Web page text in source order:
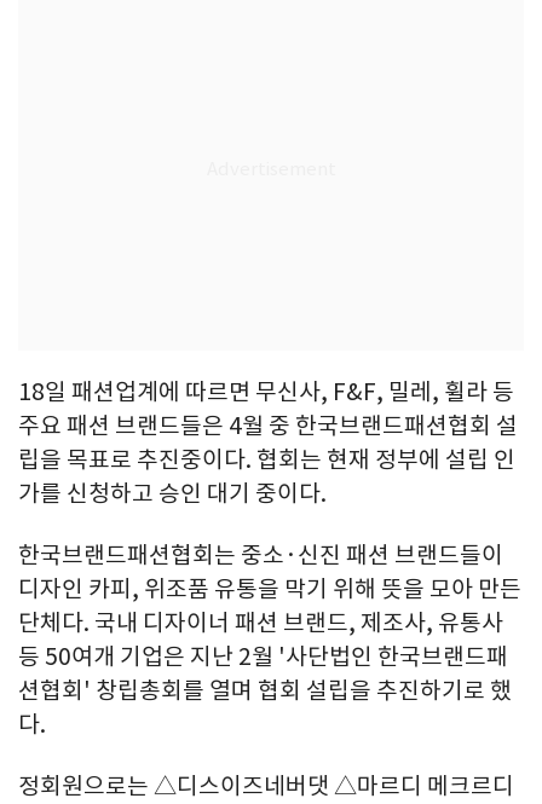
18일 패션업계에 따르면 무신사, F&F, 밀레, 휠라 등
주요 패션 브랜드들은 4월 중 한국브랜드패션협회 설
립을 목표로 추진중이다. 협회는 현재 정부에 설립 인
가를 신청하고 승인 대기 중이다.
한국브랜드패션협회는 중소·신진 패션 브랜드들이
디자인 카피, 위조품 유통을 막기 위해 뜻을 모아 만든
단체다. 국내 디자이너 패션 브랜드, 제조사, 유통사
등 50여개 기업은 지난 2월 '사단법인 한국브랜드패
션협회' 창립총회를 열며 협회 설립을 추진하기로 했
다.
정회원으로는 △디스이즈네버댓 △마르디 메크르디